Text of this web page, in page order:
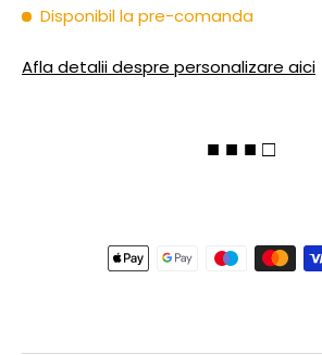
Disponibil la pre-comanda
Afla detalii despre personalizare aici
■ ■ ■ □